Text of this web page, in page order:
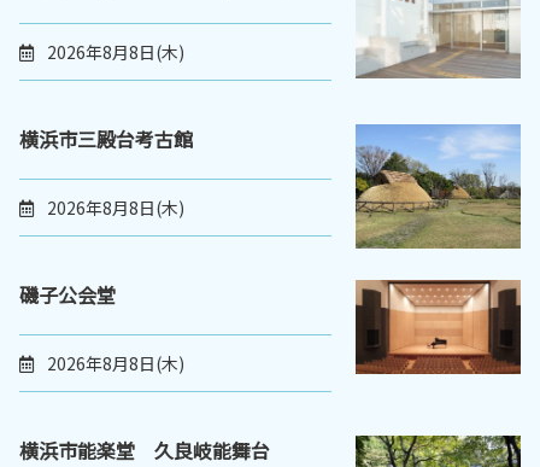
2026年8月8日(木)
横浜市三殿台考古館
2026年8月8日(木)
磯子公会堂
2026年8月8日(木)
横浜市能楽堂 久良岐能舞台